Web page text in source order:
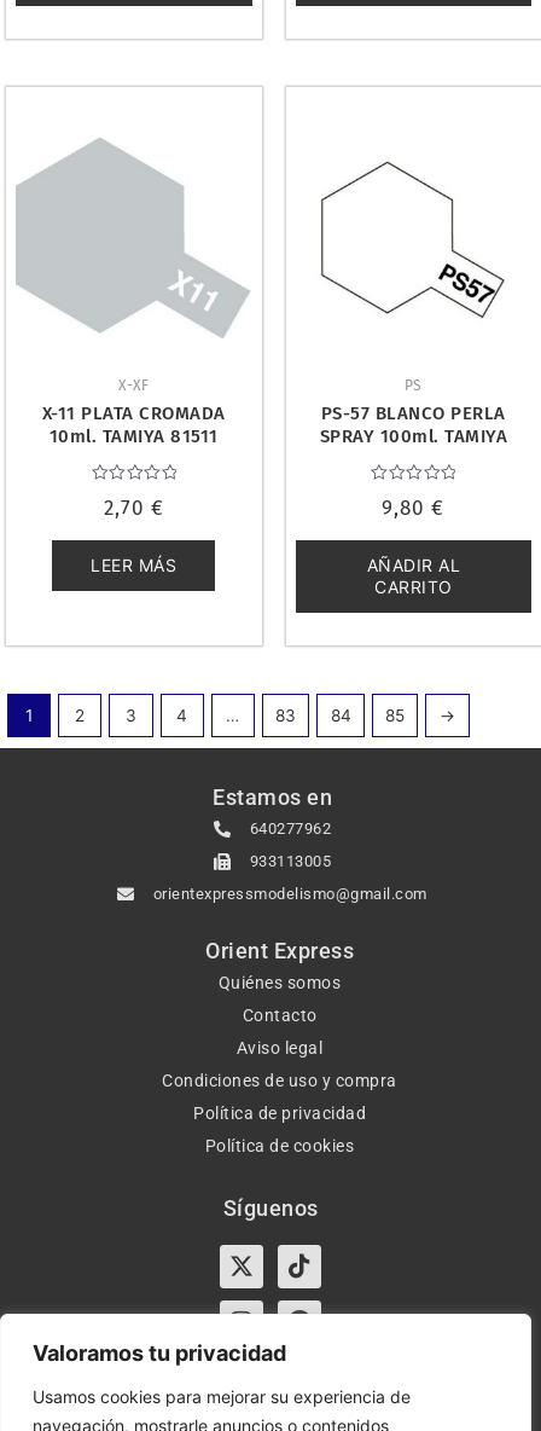
Valoramos tu privacidad
Usamos cookies para mejorar su experiencia de
navegación, mostrarle anuncios o contenidos
X-XF
X-11 PLATA CROMADA
10ml. TAMIYA 81511
con
de
5
2,70 €
LEER MÁS
PS
PS-57 BLANCO PERLA
SPRAY 100ml. TAMIYA
86057
con
de
5
9,80€
AÑADIR AL
CARRITO
1 2 3 4 … 83 84 85 →
Estamos en
640277962
933113005
orientexpressmodelismo@gmail.com
Orient Express
Quiénes somos
Contacto
Aviso legal
Condiciones de uso y compra
Política de privacidad
Política de cookies
Síguenos
X-
twitter
Tiktok
InstagramFacebook